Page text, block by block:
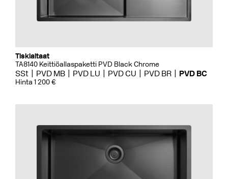
Tiskialtaat
TA8140 Keittiöallaspaketti PVD Black Chrome
SSt PVD MB PVD LU PVD CU PVD BR PVD BC
Hinta 1 200 €